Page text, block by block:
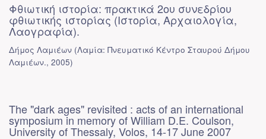
Φθιωτική ιστορία: πρακτικά 2ου συνεδρίου
φθιωτικής ιστορίας (Ιστορία, Αρχαιολογία,
Λαογραφία).
Δήμος Λαμιέων (Λαμία: Πνευματικό Κέντρο Σταυρού Δήμου
Λαμιέων., 2005)
The "dark ages" revisited : acts of an international
symposium in memory of William D.E. Coulson,
University of Thessaly, Volos, 14-17 June 2007